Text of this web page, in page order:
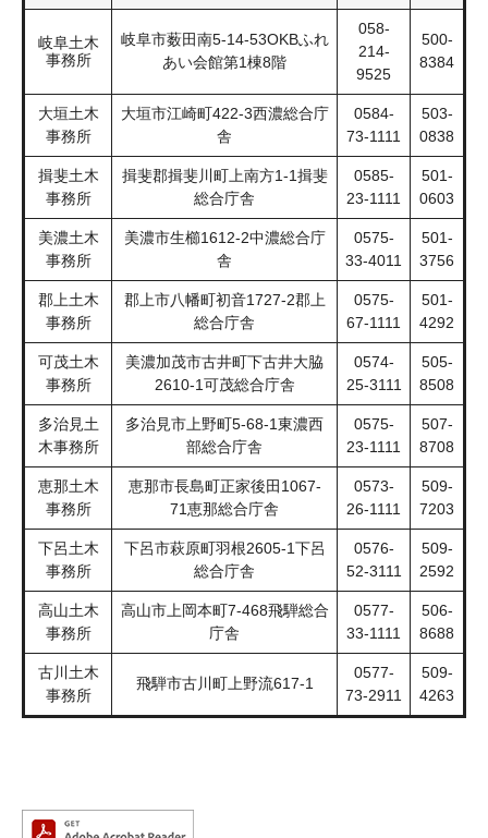
岐阜土木
事務所
岐阜市薮田南5-14-53OKBふれ
あい会館第1棟8階
058-
214-
9525
500-
8384
大垣土木
事務所
大垣市江崎町422-3西濃総合庁
舎
0584-
73-1111
503-
0838
揖斐土木
事務所
揖斐郡揖斐川町上南方1-1揖斐
総合庁舎
0585-
23-1111
501-
0603
美濃土木
事務所
美濃市生櫛1612-2中濃総合庁
舎
0575-
33-4011
501-
3756
郡上土木
事務所
郡上市八幡町初音1727-2郡上
総合庁舎
0575-
67-1111
501-
4292
可茂土木
事務所
美濃加茂市古井町下古井大脇
2610-1可茂総合庁舎
0574-
25-3111
505-
8508
多治見土
木事務所
多治見市上野町5-68-1東濃西
部総合庁舎
0575-
23-1111
507-
8708
恵那土木
事務所
恵那市長島町正家後田1067-
71恵那総合庁舎
0573-
26-1111
509-
7203
下呂土木
事務所
下呂市萩原町羽根2605-1下呂
総合庁舎
0576-
52-3111
509-
2592
高山土木
事務所
高山市上岡本町7-468飛騨総合
庁舎
0577-
33-1111
506-
8688
古川土木
事務所
飛騨市古川町上野流617-1
0577-
73-2911
509-
4263